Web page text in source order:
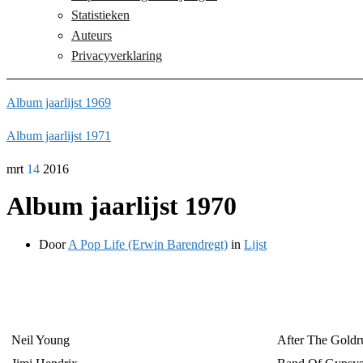
Statistieken
Auteurs
Privacyverklaring
Album jaarlijst 1969
Album jaarlijst 1971
mrt 14 2016
Album jaarlijst 1970
DoorA Pop Life (Erwin Barendregt) in Lijst
Neil Young
After The